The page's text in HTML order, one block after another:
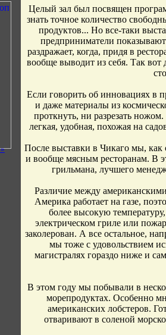
Целый зал был посвящен
знать точное количество
продуктов... Но все-таки
предприниматели
раздражает, когда, придя в
вообще выводит из себя. Так
Если говорить об инновациях в
и даже материалы из
проткнуть, ни разрезать
легкая, удобная, похожая на
После выставки в Чикаго мы,
и вообще мясным ресторанам. В
грильмана, лучшего
Различие между
Америка работает на газе,
более высокую
электрическом гриле или
заколерован. А все остальное,
мы тоже с удовольствием
магистралях гораздо ниже и
В этом году мы побывали в
морепродуктах. Особенно
американских лобстеров.
отваривают в соленой